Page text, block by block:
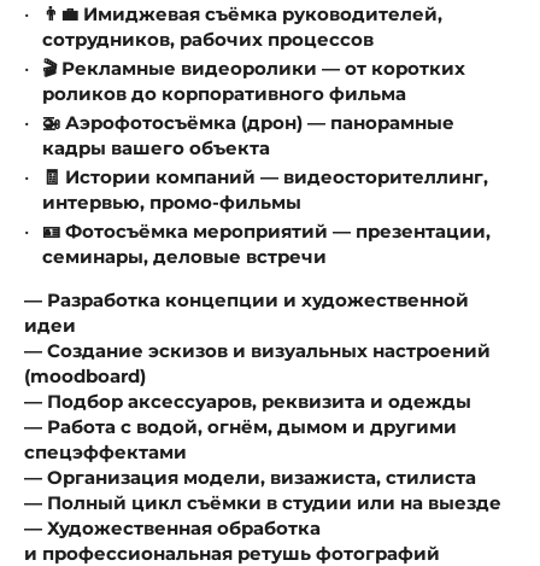
👨‍💼 Имиджевая съёмка руководителей,
сотрудников, рабочих процессов
🎬 Рекламные видеоролики — от коротких
роликов до корпоративного фильма
🚁 Аэрофотосъёмка (дрон) — панорамные
кадры вашего объекта
🧾 Истории компаний — видеосторителлинг,
интервью, промо-фильмы
🪪 Фотосъёмка мероприятий — презентации,
семинары, деловые встречи
— Разработка концепции и художественной
идеи
— Создание эскизов и визуальных настроений
(moodboard)
— Подбор аксессуаров, реквизита и одежды
— Работа с водой, огнём, дымом и другими
спецэффектами
— Организация модели, визажиста, стилиста
— Полный цикл съёмки в студии или на выезде
— Художественная обработка
и профессиональная ретушь фотографий